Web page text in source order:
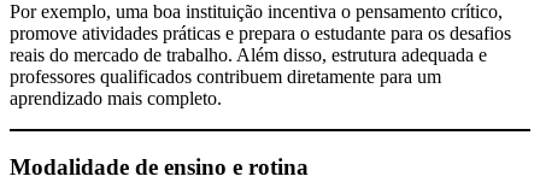
Por exemplo, uma boa instituição incentiva o pensamento crítico,
promove atividades práticas e prepara o estudante para os desafios
reais do mercado de trabalho. Além disso, estrutura adequada e
professores qualificados contribuem diretamente para um
aprendizado mais completo.
Modalidade de ensino e rotina